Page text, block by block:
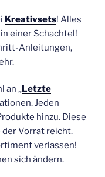
Kreativsets! Alles
einer Schachtel!
Anleitungen,
an „ Letzte
Jeden
hinzu. Diese
Vorrat reicht.
verlassen!
sich ändern.